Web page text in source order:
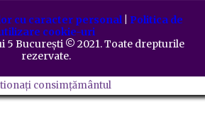
cu caracter personal| Politica de
cookie-uri
5 București ©️ 2021. Toate drepturile
rezervate.
consimțământul